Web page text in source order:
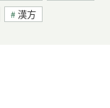
漢方